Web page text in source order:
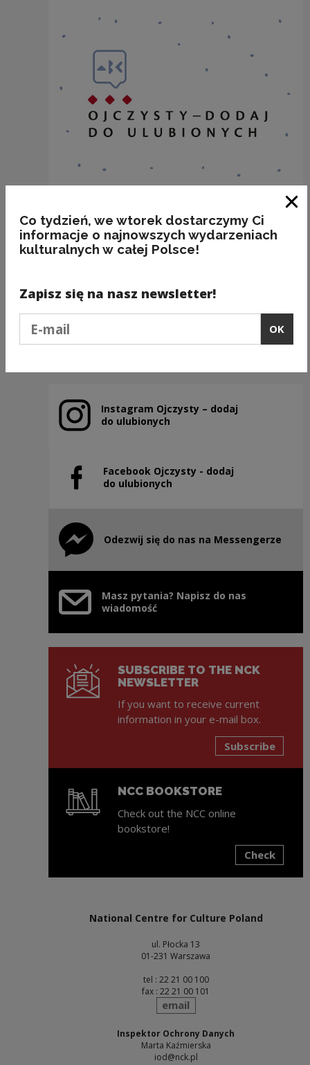
Kategorie:semantyka, jedzenie
Previous slide
Instagram Ojczysty – dodaj
do ulubionych
Note, the link will open in a new window
Facebook Ojczysty - dodaj
do ulubionych
Note, the link will open in a new window
Odezwij się do nas na Messengerze
Note, the link will open in a new window
Masz pytania? Napisz do nas
wiadomość
SUBSCRIBE TO THE NCK
NEWSLETTER
If you want to receive current
information in your e-mail box.
Subscribe
NCC BOOKSTORE
Check out the NCC online
bookstore!
Check
National Centre for Culture Poland
ul. Płocka 13
01-231 Warszawa
tel : 22 21 00 100
fax : 22 21 00 101
send
email
Inspektor Ochrony Danych
Marta Kaźmierska
iod@nck.pl
Co tydzień, we wtorek dostarczymy Ci
informacje o najnowszych wydarzeniach
kulturalnych w całej Polsce!
Zapisz się na nasz newsletter!
OK